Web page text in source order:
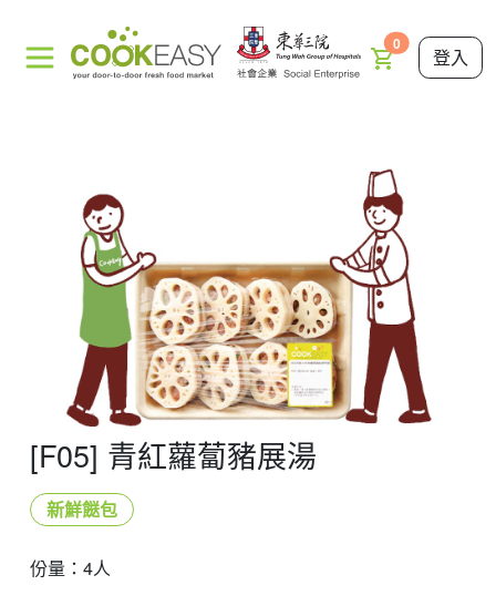
0
登入
[F05] 青紅蘿蔔豬展湯
新鮮餸包
份量：4人